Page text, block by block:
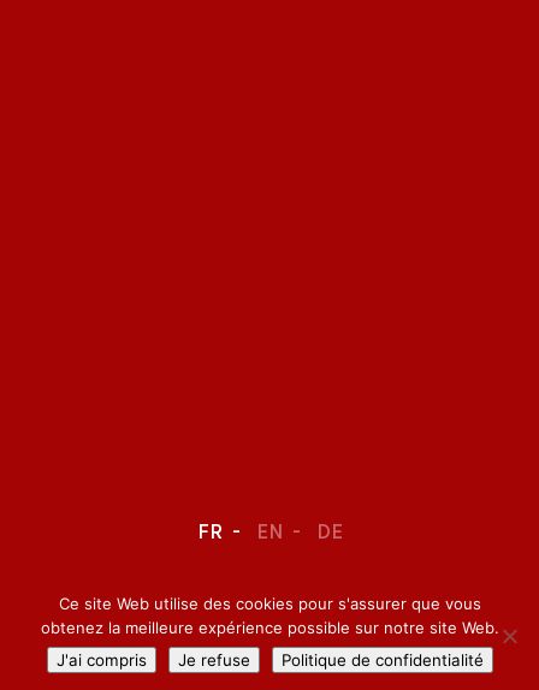
FR EN DE
LEGAL NOTICE–CONFIDENTIALITY
Ce site Web utilise des cookies pour s'assurer que vous
obtenez la meilleure expérience possible sur notre site Web.
J'ai compris
Je refuse Politique de confidentialité